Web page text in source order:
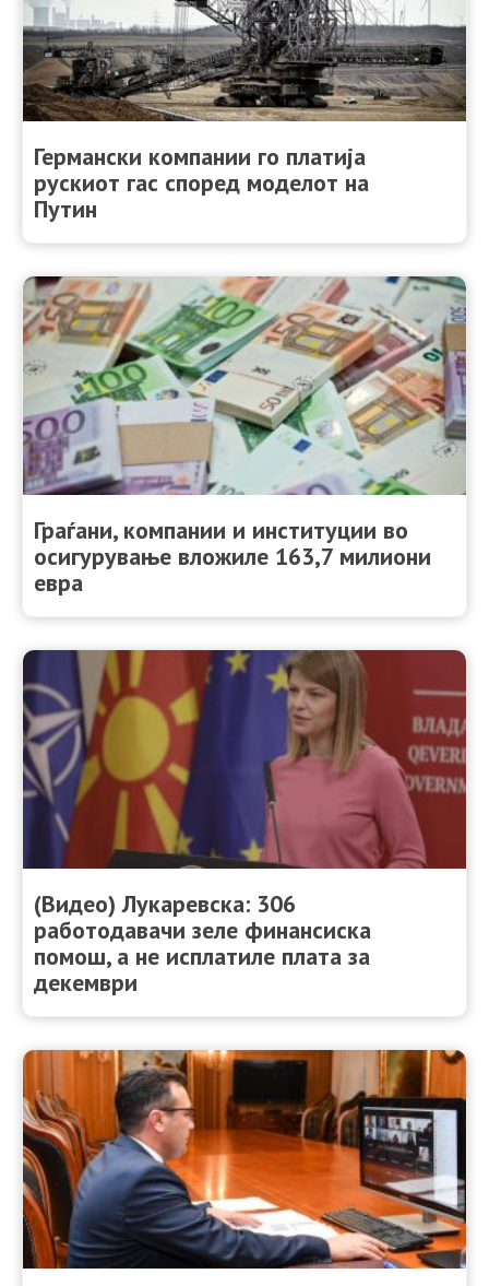
Германски компании го платија
рускиот гас според моделот на
Путин
Граѓани, компании и институции во
осигурување вложиле 163,7 милиони
евра
(Видео) Лукаревска: 306
работодавачи зеле финансиска
помош, а не исплатиле плата за
декември